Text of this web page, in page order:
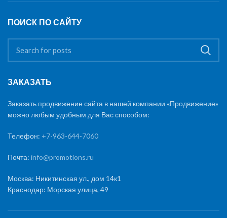
ПОИСК ПО САЙТУ
ЗАКАЗАТЬ
Заказать продвижение сайта в нашей компании «Продвижение»
можно любым удобным для Вас способом:
Телефон: +7-963-644-7060
Почта: info@promotions.ru
Москва: Никитинская ул., дом 14к1
Краснодар: Морская улица, 49